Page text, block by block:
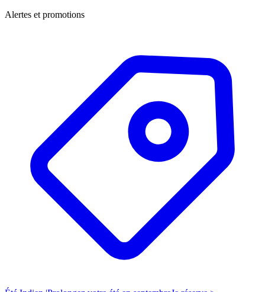
Alertes et promotions